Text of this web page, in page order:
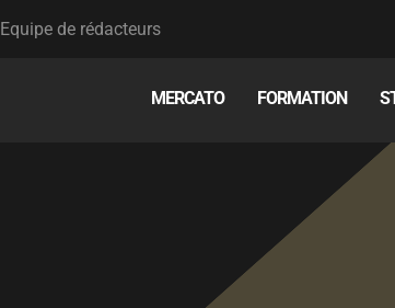
Equipe de rédacteurs
MERCATO FORMATION